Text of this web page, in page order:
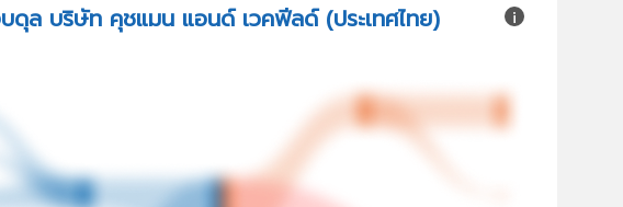
ดุล บริษัท คุชแมน แอนด์ เวคฟีลด์ (ประเทศไทย)